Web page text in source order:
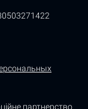
партнерство